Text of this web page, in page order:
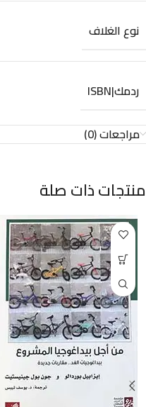
نوع الغلاف
ردمك|ISBN
مراجعات (0)
منتجات ذات صلة